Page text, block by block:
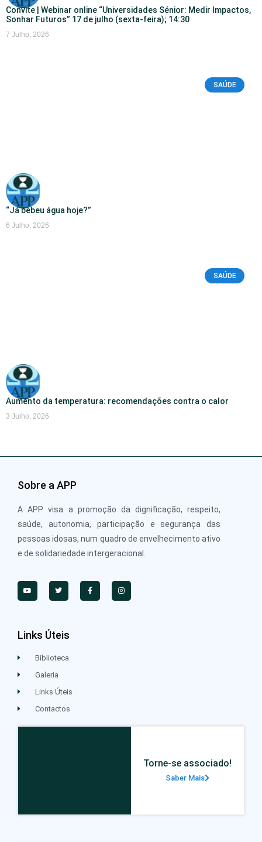
Convite | Webinar online “Universidades Sénior: Medir Impactos,
Sonhar Futuros” 17 de julho (sexta-feira); 14:30
7 Julho, 2026
SAÚDE
“Já bebeu água hoje?”
6 Julho, 2026
SAÚDE
Aumento da temperatura: recomendações contra o calor
3 Julho, 2026
Sobre a APP
A APP visa a promoção da dignificação, respeito,
saúde, autonomia, participação e segurança das
pessoas idosas, num quadro de envelhecimento ativo
e de solidariedade intergeracional.
Links Úteis
Biblioteca
Galeria
Links Úteis
Contactos
Torne-se associado!
Saber Mais